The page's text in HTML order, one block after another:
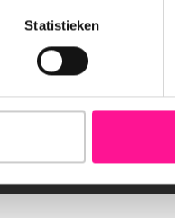
Statistieken